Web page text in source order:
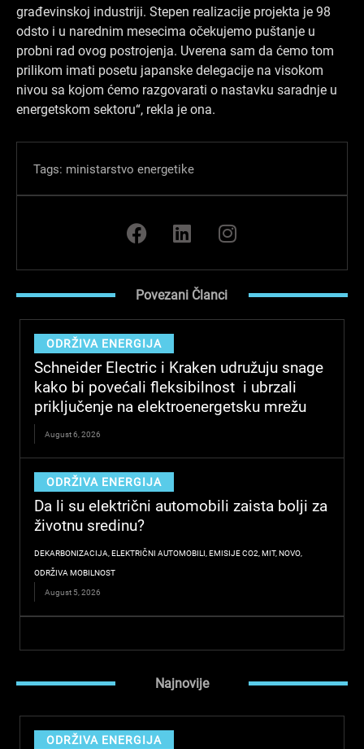
građevinskoj industriji. Stepen realizacije projekta je 98
odsto i u narednim mesecima očekujemo puštanje u
probni rad ovog postrojenja. Uverena sam da ćemo tom
prilikom imati posetu japanske delegacije na visokom
nivou sa kojom ćemo razgovarati o nastavku saradnje u
energetskom sektoru“, rekla je ona.
Tags: ministarstvo energetike
F
a
e
b
o
o
k
L
i
k
e
d
n
I
n
t
a
g
a
m
Povezani Članci
ODRŽIVA ENERGIJA
Schneider Electric i Kraken udružuju snage
kako bi povećali fleksibilnost i ubrzali
priključenje na elektroenergetsku mrežu
August 6, 2026
ODRŽIVA ENERGIJA
Da li su električni automobili zaista bolji za
životnu sredinu?
DEKARBONIZACIJA,ELEKTRIČNI AUTOMOBILI,EMISIJE CO2,MIT,NOVO,
ODRŽIVA MOBILNOST
August 5, 2026
Najnovije
ODRŽIVA ENERGIJA